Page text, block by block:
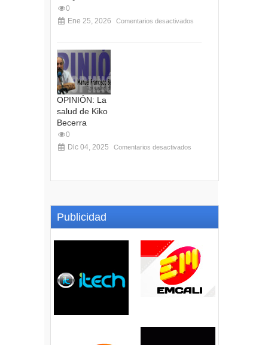
0
Ene 25, 2026
Comentarios desactivados
OPINIÓN: La
salud de Kiko
Becerra
0
Dic 04, 2025
Comentarios desactivados
Publicidad